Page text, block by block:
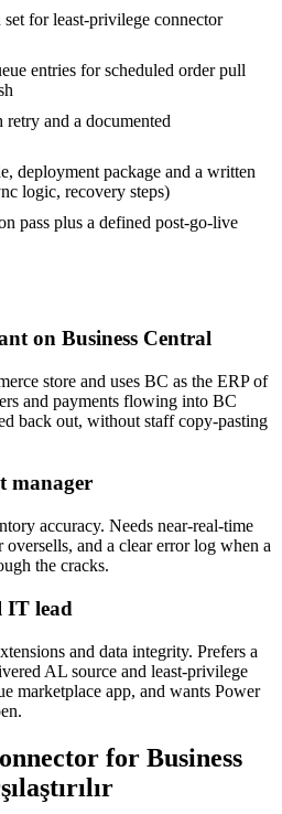
for least-privilege connector
entries for scheduled order pull
and a documented
deployment package and a written
logic, recovery steps)
pass plus a defined post-go-live
on Business Central
store and uses BC as the ERP of
and payments flowing into BC
back out, without staff copy-pasting
manager
accuracy. Needs near-real-time
oversells, and a clear error log when a
the cracks.
IT lead
and data integrity. Prefers a
AL source and least-privilege
marketplace app, and wants Power
for Business